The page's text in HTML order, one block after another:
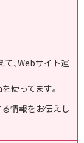
て､Webサイト運
使ってます｡
情報をお伝えし